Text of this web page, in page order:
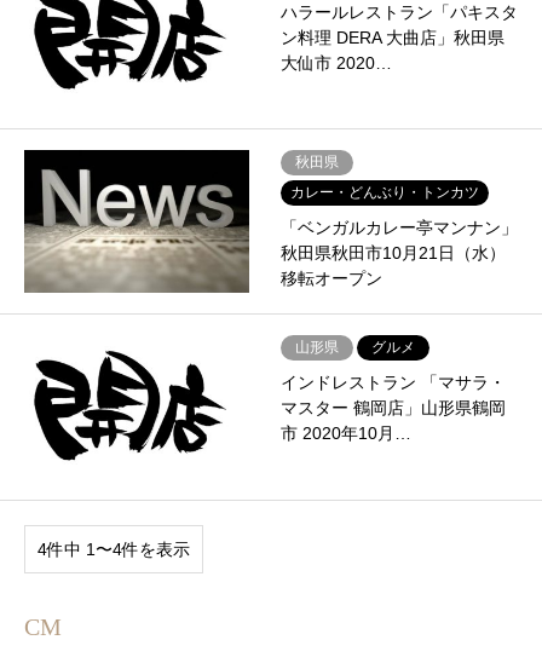
ハラールレストラン「パキスタ
ン料理 DERA 大曲店」秋田県
大仙市 2020…
秋田県
カレー・どんぶり・トンカツ
「ベンガルカレー亭マンナン」
秋田県秋田市10月21日（水）
移転オープン
山形県 グルメ
インドレストラン 「マサラ・
マスター 鶴岡店」山形県鶴岡
市 2020年10月…
4件中 1〜4件を表示
CM